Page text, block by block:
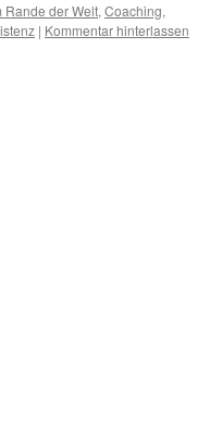
Rande der Welt, Coaching,
| Kommentar hinterlassen